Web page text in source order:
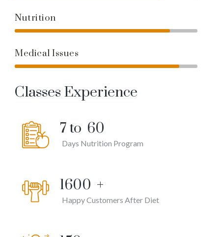
Nutrition
Medical Issues
Classes Experience
7 to 60
Days Nutrition Program
1600 +
Happy Customers After Diet